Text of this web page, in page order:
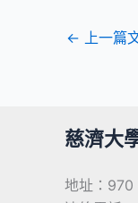
← 上一篇
慈濟大
地址：970